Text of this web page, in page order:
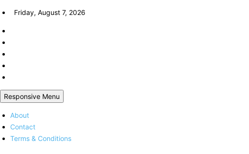
Skip
content
Friday, August 7, 2026
Responsive Menu
About
Contact
Terms & Conditions